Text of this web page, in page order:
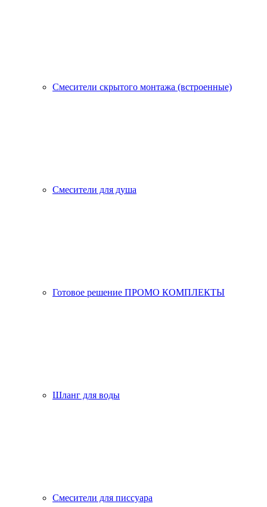
Смесители скрытого монтажа (встроенные)
Смесители для душа
Готовое решение ПРОМО КОМПЛЕКТЫ
Шланг для воды
Смесители для писсуара